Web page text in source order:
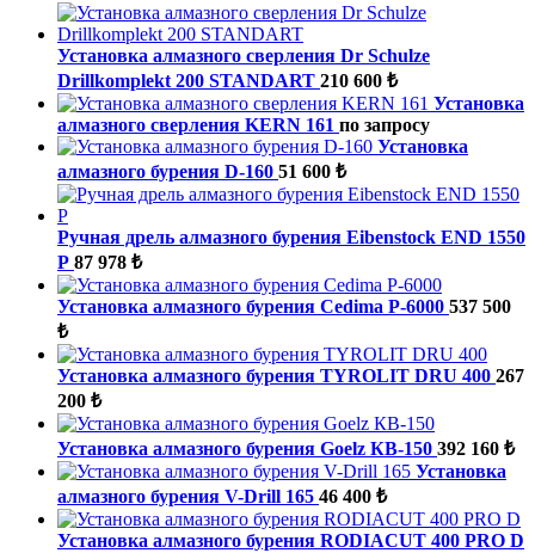
Установка алмазного сверления Dr Schulze
Drillkomplekt 200 STANDART 210 600 ₺
Установка
алмазного сверления KERN 161 по запросу
Установка
алмазного бурения D-160 51 600 ₺
Ручная дрель алмазного бурения Eibenstock END 1550
P 87 978 ₺
Установка алмазного бурения Cedima P-6000 537 500
₺
Установка алмазного бурения TYROLIT DRU 400 267
200 ₺
Установка алмазного бурения Goelz КВ-150 392 160 ₺
Установка
алмазного бурения V-Drill 165 46 400 ₺
Установка алмазного бурения RODIACUT 400 PRO D